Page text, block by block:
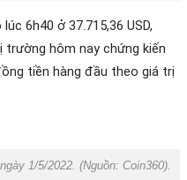
6h40 ở 37.715,36 USD,
trường hôm nay chứng kiến
tiền hàng đầu theo giá trị
1/5/2022. (Nguồn: Coin360).